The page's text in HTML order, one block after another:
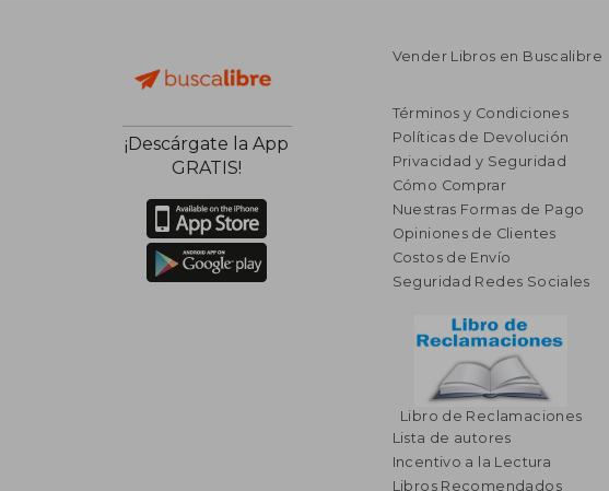
¡Descárgate la App
GRATIS!
Vender Libros en Buscalibre
Términos y Condiciones
Políticas de Devolución
Privacidad y Seguridad
Cómo Comprar
Nuestras Formas de Pago
Opiniones de Clientes
Costos de Envío
Seguridad Redes Sociales
Libro de Reclamaciones
Lista de autores
Incentivo a la Lectura
Libros Recomendados